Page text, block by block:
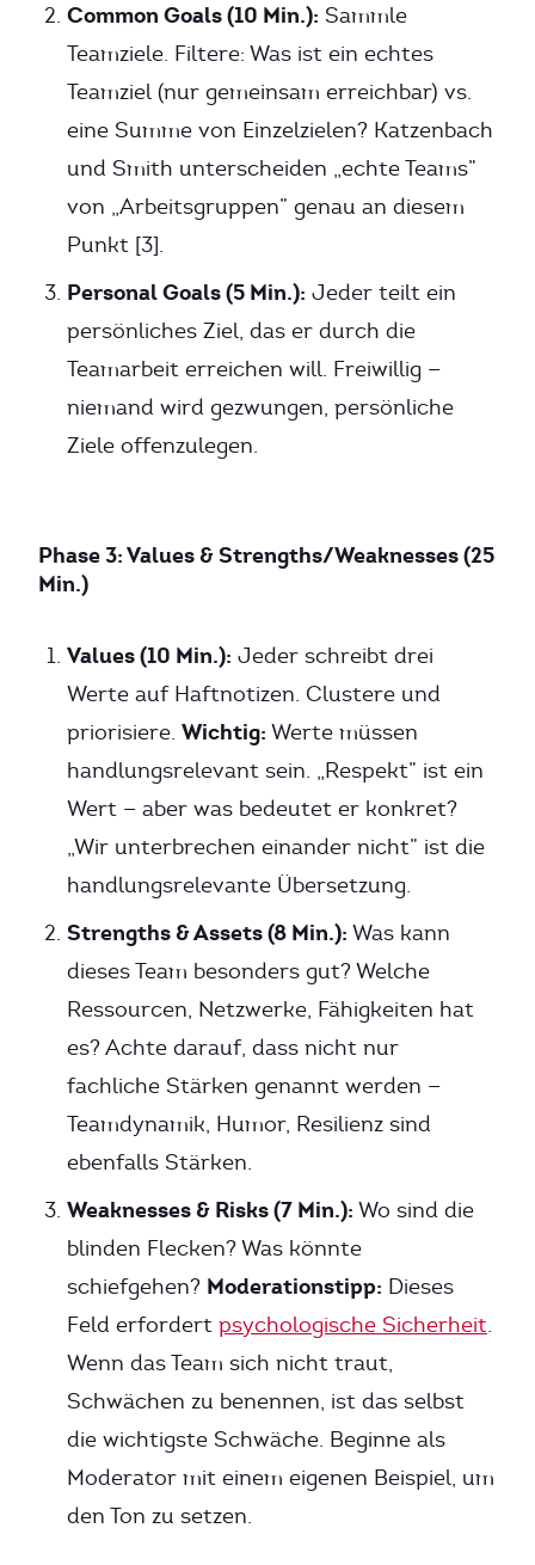
Common Goals (10 Min.): Sammle
Teamziele. Filtere: Was ist ein echtes
Teamziel (nur gemeinsam erreichbar) vs.
eine Summe von Einzelzielen? Katzenbach
und Smith unterscheiden „echte Teams”
von „Arbeitsgruppen” genau an diesem
Punkt [3].
Personal Goals (5 Min.): Jeder teilt ein
persönliches Ziel, das er durch die
Teamarbeit erreichen will. Freiwillig —
niemand wird gezwungen, persönliche
Ziele offenzulegen.
Phase 3: Values & Strengths/Weaknesses (25
Min.)
Values (10 Min.): Jeder schreibt drei
Werte auf Haftnotizen. Clustere und
priorisiere. Wichtig: Werte müssen
handlungsrelevant sein. „Respekt” ist ein
Wert — aber was bedeutet er konkret?
„Wir unterbrechen einander nicht” ist die
handlungsrelevante Übersetzung.
Strengths & Assets (8 Min.): Was kann
dieses Team besonders gut? Welche
Ressourcen, Netzwerke, Fähigkeiten hat
es? Achte darauf, dass nicht nur
fachliche Stärken genannt werden —
Teamdynamik, Humor, Resilienz sind
ebenfalls Stärken.
Weaknesses & Risks (7 Min.): Wo sind die
blinden Flecken? Was könnte
schiefgehen? Moderationstipp: Dieses
Feld erfordert psychologische Sicherheit.
Wenn das Team sich nicht traut,
Schwächen zu benennen, ist das selbst
die wichtigste Schwäche. Beginne als
Moderator mit einem eigenen Beispiel, um
den Ton zu setzen.